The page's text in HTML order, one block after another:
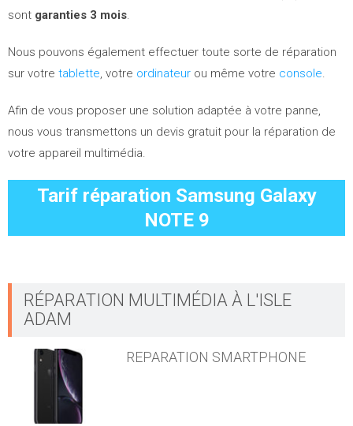
sont garanties 3 mois.
Nous pouvons également effectuer toute sorte de réparation
sur votre tablette, votre ordinateur ou même votre console.
Afin de vous proposer une solution adaptée à votre panne,
nous vous transmettons un devis gratuit pour la réparation de
votre appareil multimédia.
Tarif réparation Samsung Galaxy
NOTE 9
RÉPARATION MULTIMÉDIA À L'ISLE
ADAM
REPARATION SMARTPHONE